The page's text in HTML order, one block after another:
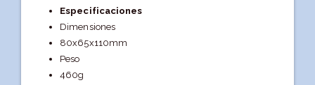
Especificaciones
Dimensiones
80x65x110mm
Peso
460g